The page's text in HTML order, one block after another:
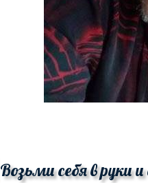
Возьми себя в руки